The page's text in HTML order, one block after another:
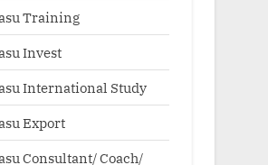
Training
Invest
International Study
Export
Consultant/ Coach/